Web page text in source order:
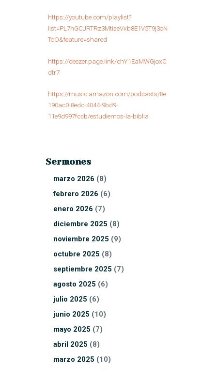
https://youtube.com/playlist?
list=PL7hGCJRTRz3MtiseVxb8E1V5T9j3oN
ToO&feature=shared
https://deezer.page.link/chY1EaMWGjoxC
dtr7
https://music.amazon.com/podcasts/8e
190ac0-8edc-4044-9bd9-
11e9d997fccb/estudiemos-la-biblia
Sermones
marzo 2026 (8)
febrero 2026 (6)
enero 2026 (7)
diciembre 2025 (8)
noviembre 2025 (9)
octubre 2025 (8)
septiembre 2025 (7)
agosto 2025 (6)
julio 2025 (6)
junio 2025 (10)
mayo 2025 (7)
abril 2025 (8)
marzo 2025 (10)